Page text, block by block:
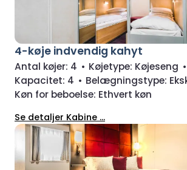
4-køje indvendig kahyt
Antal køjer: 4 • Køjetype: Køjeseng •
Kapacitet: 4 • Belægningstype:
Køn for beboelse: Ethvert køn
Se detaljer Kabine ...